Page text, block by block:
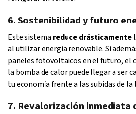
6. Sostenibilidad y futuro
Este sistema reduce drásticamente
al utilizar energía renovable. Si
paneles fotovoltaicos en el futuro, el
la bomba de calor puede llegar a ser
tu economía frente a las subidas de la
7. Revalorización inmediata